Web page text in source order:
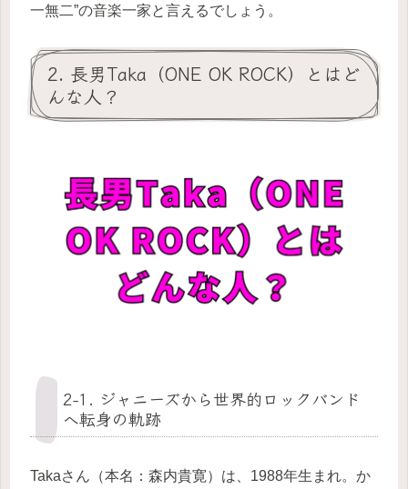
一無二”の音楽一家と言えるでしょう。
2. 長男Taka（ONE OK ROCK）とはど
んな人？
2-1. ジャニーズから世界的ロックバンド
へ転身の軌跡
Takaさん（本名：森内貴寛）は、1988年生まれ。か